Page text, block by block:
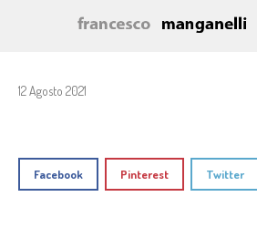
12 Agosto 2021
Facebook Pinterest Twitter